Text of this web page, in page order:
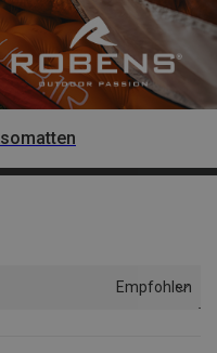
Isomatten
Empfohlen